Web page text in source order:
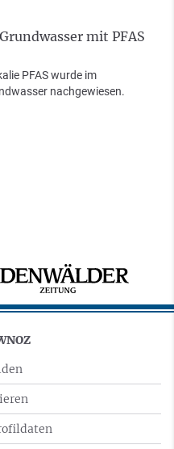
mit PFAS
PFAS wurde im
nachgewiesen.